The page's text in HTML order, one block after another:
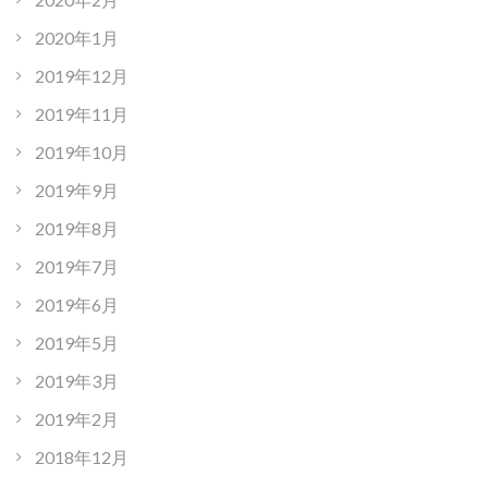
2020年1月
2019年12月
2019年11月
2019年10月
2019年9月
2019年8月
2019年7月
2019年6月
2019年5月
2019年3月
2019年2月
2018年12月